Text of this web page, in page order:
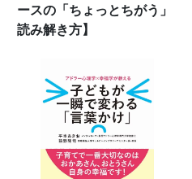
ースの「ちょっとちがう」
読み解き方】